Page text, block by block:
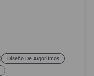
Diseño De Algoritmos